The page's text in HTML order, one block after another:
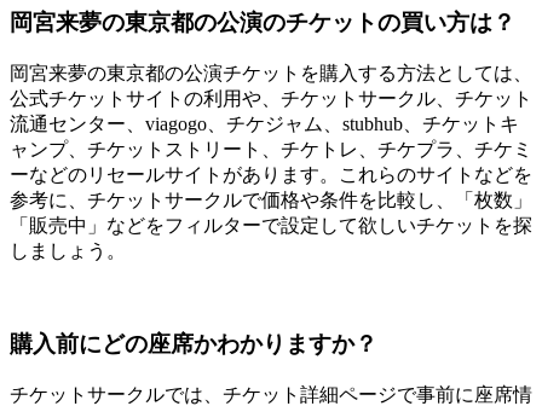
岡宮来夢の東京都の公演のチケットの買い方は？
岡宮来夢の東京都の公演チケットを購入する方法としては、
公式チケットサイトの利用や、チケットサークル、チケット
流通センター、viagogo、チケジャム、stubhub、チケットキ
ャンプ、チケットストリート、チケトレ、チケプラ、チケミ
ーなどのリセールサイトがあります。これらのサイトなどを
参考に、チケットサークルで価格や条件を比較し、「枚数」
「販売中」などをフィルターで設定して欲しいチケットを探
しましょう。
購入前にどの座席かわかりますか？
チケットサークルでは、チケット詳細ページで事前に座席情